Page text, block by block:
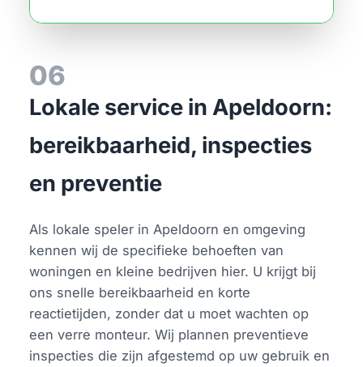
06
Lokale service in Apeldoorn:
bereikbaarheid, inspecties
en preventie
Als lokale speler in Apeldoorn en omgeving
kennen wij de specifieke behoeften van
woningen en kleine bedrijven hier. U krijgt bij
ons snelle bereikbaarheid en korte
reactietijden, zonder dat u moet wachten op
een verre monteur. Wij plannen preventieve
inspecties die zijn afgestemd op uw gebruik en